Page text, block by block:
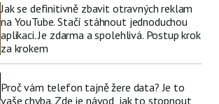
Jak se definitivně zbavit otravných reklam
na YouTube. Stačí stáhnout jednoduchou
aplikaci. Je zdarma a spolehlivá. Postup krok
za krokem
Proč vám telefon tajně žere data? Je to
vaše chyba. Zde je návod, jak to stopnout